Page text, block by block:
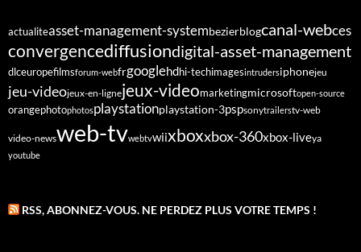
actualiteasset-management-systembezierblogcanal-webces
convergencediffusiondigital-asset-management
dlceuropefilmsforum-webfrgooglehdhi-techimagesintrudersiphonejeu
jeu-videojeux-en-lignejeux-videomarketingmicrosoftopen-source
orangephotophotosplaystationplaystation-3pspsonytrailerstv-web
video-newsweb-tvwebtvwiixboxxbox-360xbox-liveya
youtube
RSS, ABONNEZ-VOUS. NE PERDEZ PLUS VOTRE TEMPS !